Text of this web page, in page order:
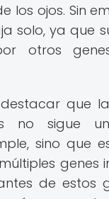
los ojos. Sin
solo, ya que
otros
que
no sigue
sino que
genes
de estos